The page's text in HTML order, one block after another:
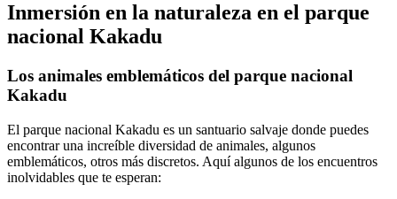
Inmersión en la naturaleza en el parque
nacional Kakadu
Los animales emblemáticos del parque nacional
Kakadu
El parque nacional Kakadu es un santuario salvaje donde puedes
encontrar una increíble diversidad de animales, algunos
emblemáticos, otros más discretos. Aquí algunos de los encuentros
inolvidables que te esperan: